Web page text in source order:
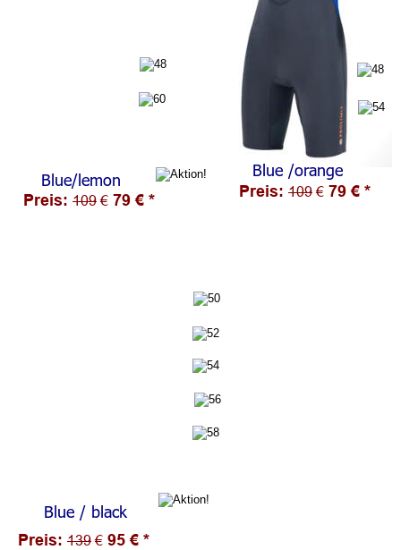
Preis: 139 € 95 € *
Preis: 109 € 79 € *
Blue / black
Blue/lemon
Preis: 109 € 79 € *
Blue /orange